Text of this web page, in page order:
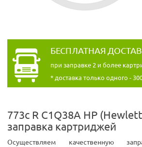
БЕСПЛАТНАЯ
при заправке 2 и более
* доставка только одного -
773c R C1Q38A HP
заправка картриджей
Осуществляем качественную